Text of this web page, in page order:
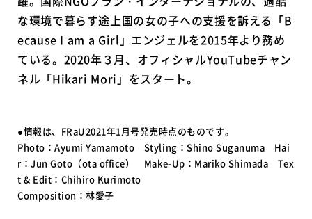
な環境で暮らす途上国の女の子への支援を訴える「B
ecause I am a Girl」エンジェルを2015年より務め
ている。2020年３月、オフィシャルYouTubeチャン
ネル「Hikari Mori」をスタート。
●情報は、FRaU2021年1月号発売時点のものです。
Photo：Ayumi Yamamoto Styling：Shino Suganuma Hai
r：Jun Goto（ota office） Make-Up：Mariko Shimada Tex
t & Edit：Chihiro Kurimoto
Composition：林愛子